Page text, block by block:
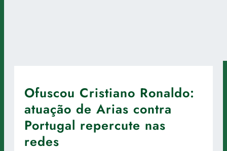
Ofuscou Cristiano Ronaldo:
atuação de Arias contra
Portugal repercute nas
redes